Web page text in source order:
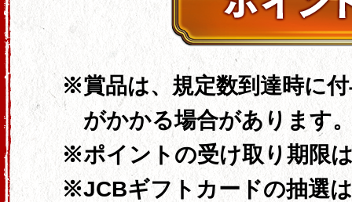
賞品は、規定数到達時に
がかかる場合があります
ポイントの受け取り期限
JCBギフトカードの抽選